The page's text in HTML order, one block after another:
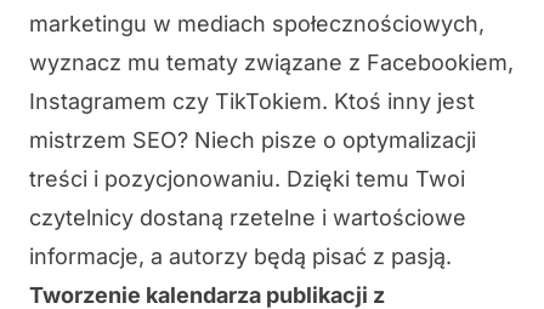
marketingu w mediach społecznościowych,
wyznacz mu tematy związane z Facebookiem,
Instagramem czy TikTokiem. Ktoś inny jest
mistrzem SEO? Niech pisze o optymalizacji
treści i pozycjonowaniu. Dzięki temu Twoi
czytelnicy dostaną rzetelne i wartościowe
informacje, a autorzy będą pisać z pasją.
Tworzenie kalendarza publikacji z